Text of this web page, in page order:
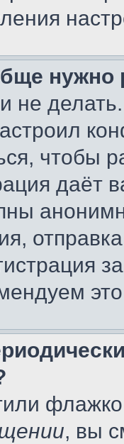
нужно
не
чтобы
даёт
, вы